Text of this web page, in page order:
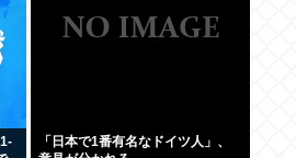
「日本で1番有名なドイツ人」、